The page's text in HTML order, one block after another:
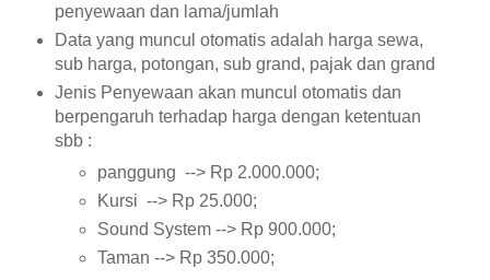
penyewaan dan lama/jumlah
Data yang muncul otomatis adalah harga sewa,
sub harga, potongan, sub grand, pajak dan grand
Jenis Penyewaan akan muncul otomatis dan
berpengaruh terhadap harga dengan ketentuan
sbb :
panggung --> Rp 2.000.000;
Kursi --> Rp 25.000;
Sound System --> Rp 900.000;
Taman --> Rp 350.000;